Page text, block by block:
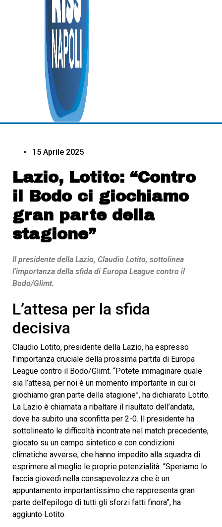
15 Aprile 2025
Lazio, Lotito: “Contro
il Bodo ci giochiamo
gran parte della
stagione”
Il presidente della Lazio, Claudio Lotito, sottolinea
l'importanza della sfida di Europa League contro il
Bodo/Glimt.
L’attesa per la sfida
decisiva
Claudio Lotito, presidente della Lazio, ha espresso
l’importanza cruciale della prossima partita di Europa
League contro il Bodo/Glimt. “Potete immaginare quale
sia l’attesa, per noi è un momento importante in cui ci
giochiamo gran parte della stagione”, ha dichiarato Lotito.
La Lazio è chiamata a ribaltare il risultato dell’andata,
dove ha subito una sconfitta per 2-0. Il presidente ha
sottolineato le difficoltà incontrate nel match precedente,
giocato su un campo sintetico e con condizioni
climatiche avverse, che hanno impedito alla squadra di
esprimere al meglio le proprie potenzialità. “Speriamo lo
faccia giovedì nella consapevolezza che è un
appuntamento importantissimo che rappresenta gran
parte dell’epilogo di tutti gli sforzi fatti finora”, ha
aggiunto Lotito.